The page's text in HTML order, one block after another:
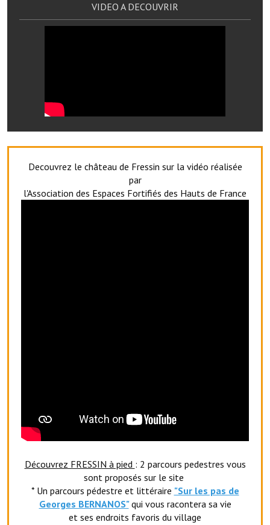
Les réseaux partenaires
Eaux, assainissement
Etablissements scolaires
Bibliothèque
Commerçants, artisans
Commerces et professions libérales
VIDEO A DECOUVRIR
Decouvrez le château de Fressin sur la vidéo réalisée
par
l'Association des Espaces Fortifiés des Hauts de France
Découvrez FRESSIN à pied : 2 parcours pedestres vous
sont proposés sur le site
* Un parcours pédestre et littéraire "Sur les pas de
Georges BERNANOS" qui vous racontera sa vie
et ses endroits favoris du village